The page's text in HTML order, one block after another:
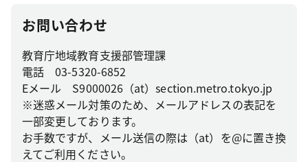
お問い合わせ
教育庁地域教育支援部管理課
電話 03-5320-6852
Eメール S9000026（at）section.metro.tokyo.jp
※迷惑メール対策のため、メールアドレスの表記を
一部変更しております。
お手数ですが、メール送信の際は（at）を@に置き換
えてご利用ください。